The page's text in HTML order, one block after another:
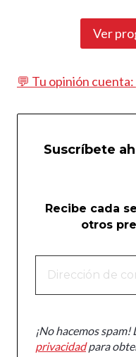
Ver
💬 Tu opinión
Suscríbete
Recibe cada
otros
¡No hacemos spam!
privacidadpara